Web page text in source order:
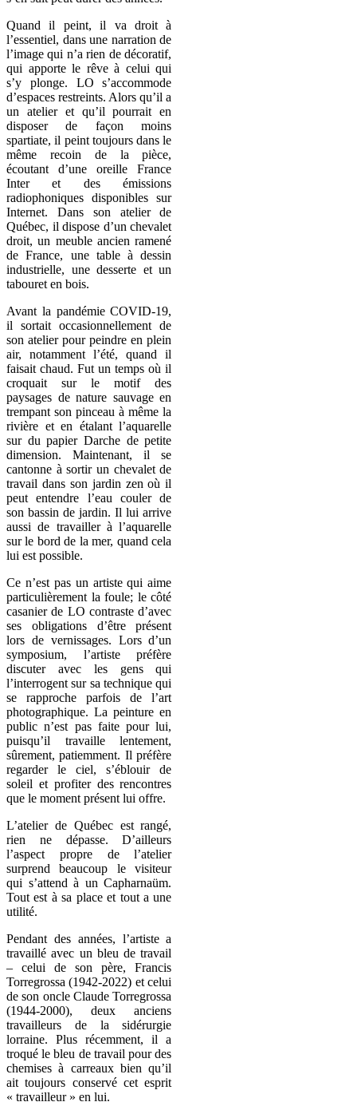
Quand il peint, il va droit à
l’essentiel, dans une narration de
l’image qui n’a rien de décoratif,
qui apporte le rêve à celui qui
s’y plonge. LO s’accommode
d’espaces restreints. Alors qu’il a
un atelier et qu’il pourrait en
disposer de façon moins
spartiate, il peint toujours dans le
même recoin de la pièce,
écoutant d’une oreille France
Inter et des émissions
radiophoniques disponibles sur
Internet. Dans son atelier de
Québec, il dispose d’un chevalet
droit, un meuble ancien ramené
de France, une table à dessin
industrielle, une desserte et un
tabouret en bois.
Avant la pandémie COVID-19,
il sortait occasionnellement de
son atelier pour peindre en plein
air, notamment l’été, quand il
faisait chaud. Fut un temps où il
croquait sur le motif des
paysages de nature sauvage en
trempant son pinceau à même la
rivière et en étalant l’aquarelle
sur du papier Darche de petite
dimension. Maintenant, il se
cantonne à sortir un chevalet de
travail dans son jardin zen où il
peut entendre l’eau couler de
son bassin de jardin. Il lui arrive
aussi de travailler à l’aquarelle
sur le bord de la mer, quand cela
lui est possible.
Ce n’est pas un artiste qui aime
particulièrement la foule; le côté
casanier de LO contraste d’avec
ses obligations d’être présent
lors de vernissages. Lors d’un
symposium, l’artiste préfère
discuter avec les gens qui
l’interrogent sur sa technique qui
se rapproche parfois de l’art
photographique. La peinture en
public n’est pas faite pour lui,
puisqu’il travaille lentement,
sûrement, patiemment. Il préfère
regarder le ciel, s’éblouir de
soleil et profiter des rencontres
que le moment présent lui offre.
L’atelier de Québec est rangé,
rien ne dépasse. D’ailleurs
l’aspect propre de l’atelier
surprend beaucoup le visiteur
qui s’attend à un Capharnaüm.
Tout est à sa place et tout a une
utilité.
Pendant des années, l’artiste a
travaillé avec un bleu de travail
– celui de son père, Francis
Torregrossa (1942-2022) et celui
de son oncle Claude Torregrossa
(1944-2000), deux anciens
travailleurs de la sidérurgie
lorraine. Plus récemment, il a
troqué le bleu de travail pour des
chemises à carreaux bien qu’il
ait toujours conservé cet esprit
« travailleur » en lui.